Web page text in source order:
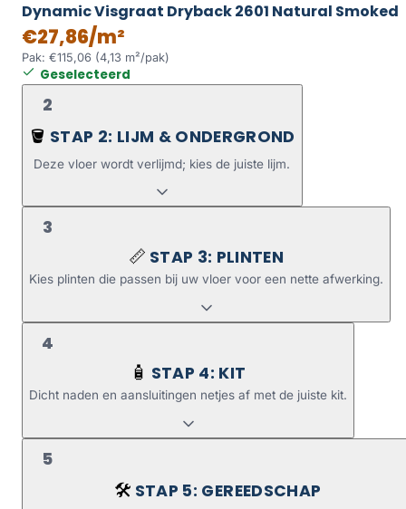
Dynamic Visgraat Dryback 2601 Natural Smoked
€27,86/m²
Pak: €115,06 (4,13 m²/pak)
Geselecteerd
2
🪣 STAP 2: LIJM & ONDERGROND
Deze vloer wordt verlijmd; kies de juiste lijm.
3
📏 STAP 3: PLINTEN
Kies plinten die passen bij uw vloer voor een nette afwerking.
4
🧴 STAP 4: KIT
Dicht naden en aansluitingen netjes af met de juiste kit.
5
🛠️ STAP 5: GEREEDSCHAP